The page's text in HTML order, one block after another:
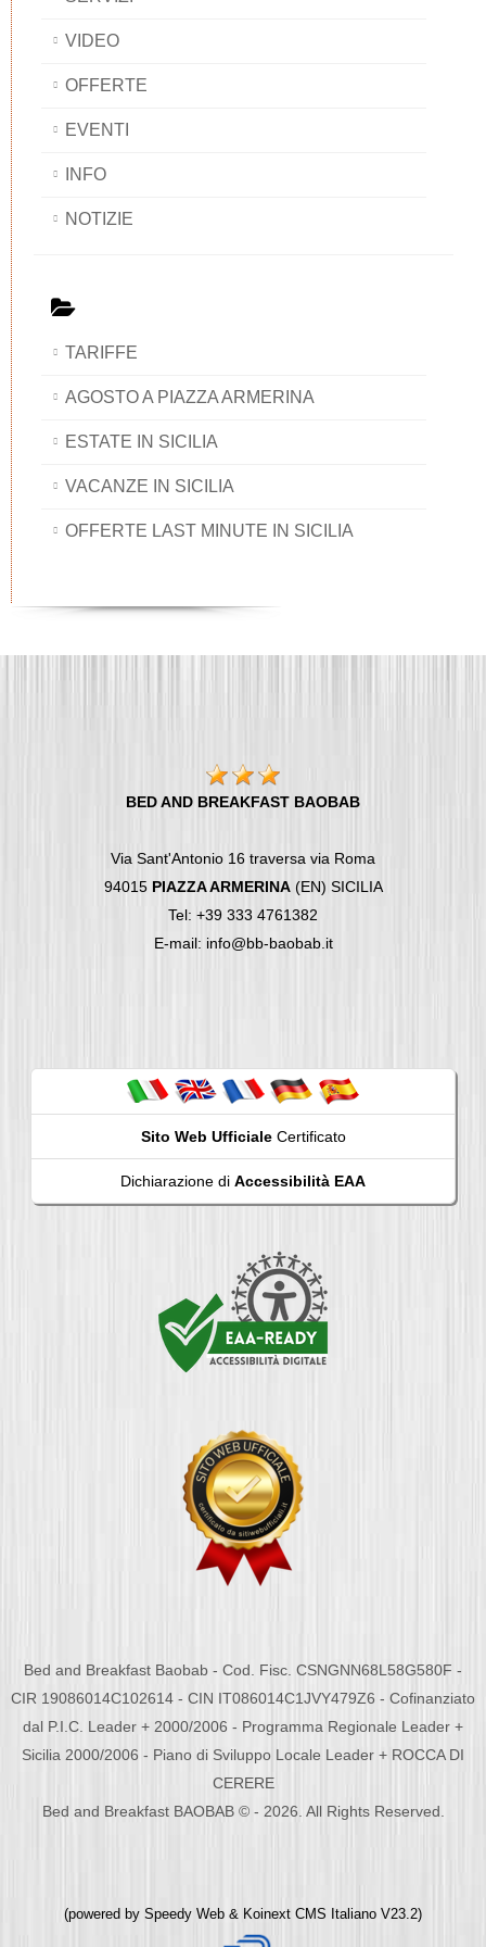
VIDEO
OFFERTE
EVENTI
INFO
NOTIZIE
TARIFFE
AGOSTO A PIAZZA ARMERINA
ESTATE IN SICILIA
VACANZE IN SICILIA
OFFERTE LAST MINUTE IN SICILIA
BED AND BREAKFAST BAOBAB
Via Sant'Antonio 16 traversa via Roma
94015 PIAZZA ARMERINA(EN) SICILIA
Tel: +39 333 4761382
E-mail: info@bb-baobab.it
Sito Web UfficialeCertificato
Dichiarazione di Accessibilità EAA
Bed and Breakfast Baobab - Cod. Fisc. CSNGNN68L58G580F -
CIR 19086014C102614 - CIN IT086014C1JVY479Z6 - Cofinanziato
dal P.I.C. Leader + 2000/2006 - Programma Regionale Leader +
Sicilia 2000/2006 - Piano di Sviluppo Locale Leader + ROCCA DI
CERERE
Bed and Breakfast BAOBAB © - 2026. All Rights Reserved.
(powered by Speedy Web & Koinext CMS Italiano V23.2)